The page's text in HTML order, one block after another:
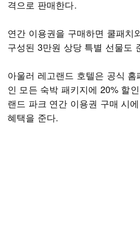
격으로 판매한다.
연간 이용권을 구매하면 쿨패치
구성된 3만원 상당 특별 선물도
아울러 레고랜드 호텔은 공식
인 모든 숙박 패키지에 20% 할
랜드 파크 연간 이용권 구매 시
혜택을 준다.